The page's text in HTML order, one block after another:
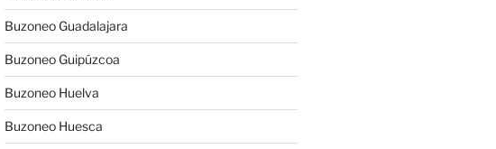
Buzoneo Guadalajara
Buzoneo Guipúzcoa
Buzoneo Huelva
Buzoneo Huesca